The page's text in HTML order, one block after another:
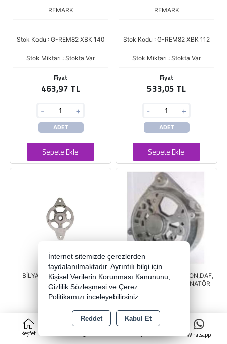
Keşfet
0
Whatsapp
REMARK
Stok Kodu : G-REM82 XBK 140
Stok Miktarı : Stokta Var
Fiyat
463,97 TL
- +
ADET
Sepete Ekle
REMARK
Stok Kodu : G-REM82 XBK 112
Stok Miktarı : Stokta Var
Fiyat
533,05 TL
- +
ADET
Sepete Ekle
BİLYA KAPAĞI MITSUBISHI
CANTER EM.
XBK105
SCANIA,OTOBÜS,KAMYON,DAF,
SETRA MUADİLİ ALTERNATÖR
Stok Kodu : G-GÜMÜŞPAR
880966
İnternet sitemizde çerezlerden
faydalanılmaktadır. Ayrıntılı bilgi için
Kişisel Verilerin Korunması Kanununu,
Gizlilik Sözleşmesi ve Çerez
Politikamızı inceleyebilirsiniz.
Reddet Kabul Et